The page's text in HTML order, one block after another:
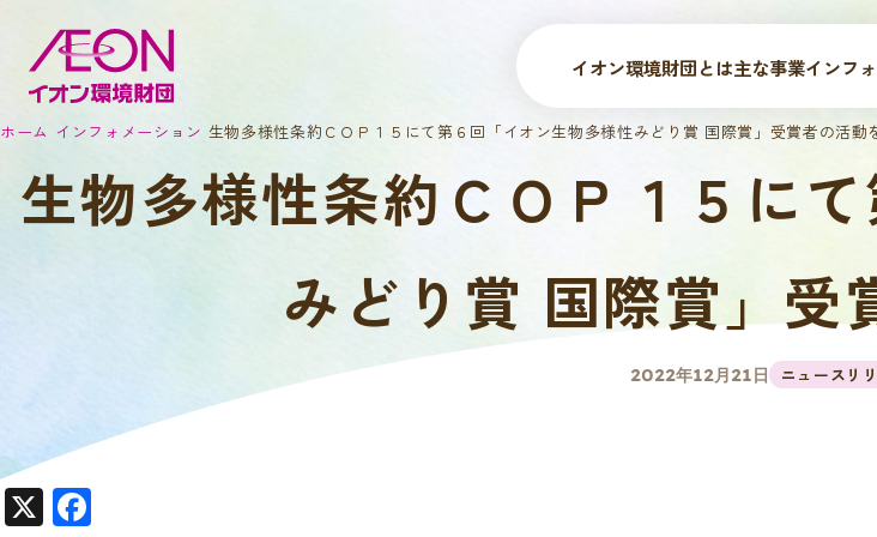
イオン環境財団とは主な事業インフ
ホーム インフォメーション 生物多様性条約ＣＯＰ１５にて第６回「イオン生物多様性みどり賞 国際賞」受賞者の活動
生物多様性条約ＣＯＰ１５に
みどり賞 国際賞」受
2022年12月21日 ニュースリ
X